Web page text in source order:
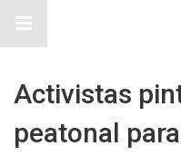
Activistas
peatonal